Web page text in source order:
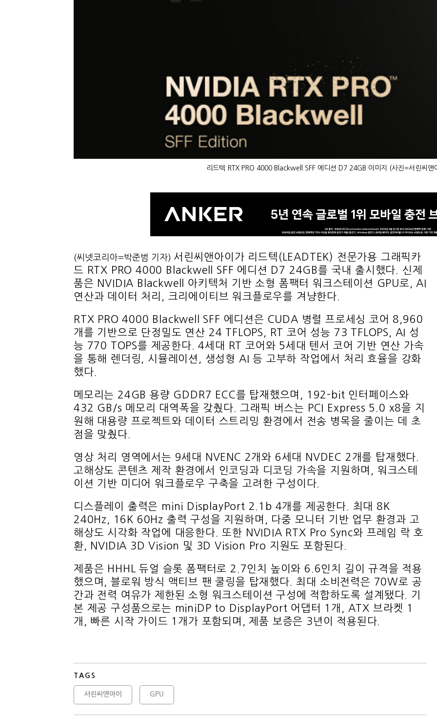
리드텍 RTX PRO 4000 Blackwell SFF 에디션 D7 24GB 이미지 (사진=서린씨앤
(씨넷코리아=박준범 기자) 서린씨앤아이가 리드텍(LEADTEK) 전문가용 그래픽카
드 RTX PRO 4000 Blackwell SFF 에디션 D7 24GB를 국내 출시했다. 신제
품은 NVIDIA Blackwell 아키텍처 기반 소형 폼팩터 워크스테이션 GPU로, AI
연산과 데이터 처리, 크리에이티브 워크플로우를 겨냥한다.
RTX PRO 4000 Blackwell SFF 에디션은 CUDA 병렬 프로세싱 코어 8,960
개를 기반으로 단정밀도 연산 24 TFLOPS, RT 코어 성능 73 TFLOPS, AI 성
능 770 TOPS를 제공한다. 4세대 RT 코어와 5세대 텐서 코어 기반 연산 가속
을 통해 렌더링, 시뮬레이션, 생성형 AI 등 고부하 작업에서 처리 효율을 강화
했다.
메모리는 24GB 용량 GDDR7 ECC를 탑재했으며, 192-bit 인터페이스와
432 GB/s 메모리 대역폭을 갖췄다. 그래픽 버스는 PCI Express 5.0 x8을 지
원해 대용량 프로젝트와 데이터 스트리밍 환경에서 전송 병목을 줄이는 데 초
점을 맞췄다.
영상 처리 영역에서는 9세대 NVENC 2개와 6세대 NVDEC 2개를 탑재했다.
고해상도 콘텐츠 제작 환경에서 인코딩과 디코딩 가속을 지원하며, 워크스테
이션 기반 미디어 워크플로우 구축을 고려한 구성이다.
디스플레이 출력은 mini DisplayPort 2.1b 4개를 제공한다. 최대 8K
240Hz, 16K 60Hz 출력 구성을 지원하며, 다중 모니터 기반 업무 환경과 고
해상도 시각화 작업에 대응한다. 또한 NVIDIA RTX Pro Sync와 프레임 락 호
환, NVIDIA 3D Vision 및 3D Vision Pro 지원도 포함된다.
제품은 HHHL 듀얼 슬롯 폼팩터로 2.7인치 높이와 6.6인치 길이 규격을 적용
했으며, 블로워 방식 액티브 팬 쿨링을 탑재했다. 최대 소비전력은 70W로 공
간과 전력 여유가 제한된 소형 워크스테이션 구성에 적합하도록 설계됐다. 기
본 제공 구성품으로는 miniDP to DisplayPort 어댑터 1개, ATX 브라켓 1
개, 빠른 시작 가이드 1개가 포함되며, 제품 보증은 3년이 적용된다.
TAGS
서린씨앤아이 GPU